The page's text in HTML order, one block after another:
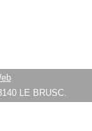
LE BRUSC.